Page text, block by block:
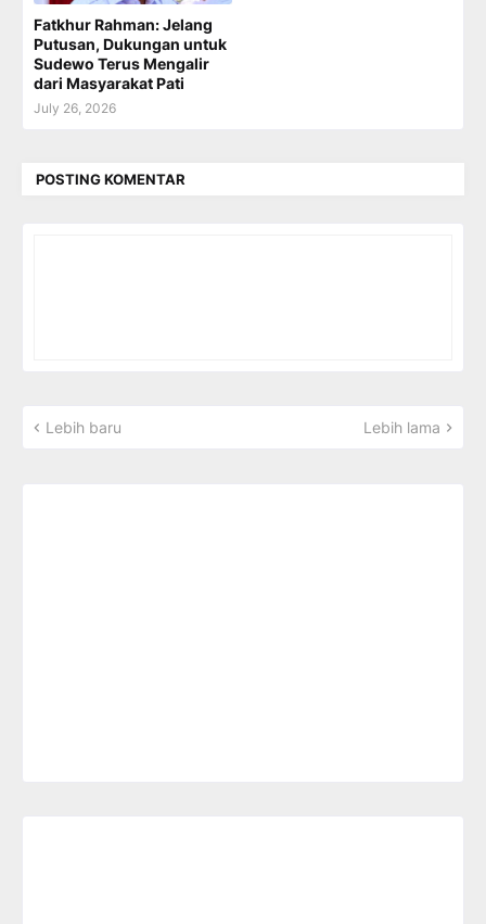
Fatkhur Rahman: Jelang
Putusan, Dukungan untuk
Sudewo Terus Mengalir
dari Masyarakat Pati
July 26, 2026
POSTING KOMENTAR
Lebih baru Lebih lama